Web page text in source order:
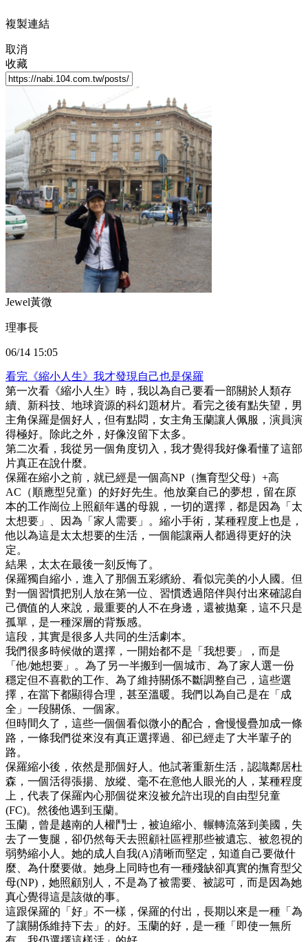
複製連結
取消
收藏
Jewel黃微
理事長
06/14 15:05
看完《縮小人生》我才發現自己也是保羅
第一次看《縮小人生》時，我以為自己要看一部關於人類存
續、新科技、地球資源的科幻題材片。看完之後有點失望，男
主角保羅是個好人，但有點悶，女主角玉蘭讓人佩服，演員演
得極好。除此之外，好像沒留下太多。
第二次看，我從另一個角度切入，我才覺得我好像看懂了這部
片真正在說什麼。
保羅在縮小之前，就已經是一個高NP（撫育型父母）+高
AC（順應型兒童）的好好先生。他放棄自己的夢想，留在原
本的工作崗位上照顧年邁的母親，一切的選擇，都是因為「太
太想要」、因為「家人需要」。縮小手術，某種程度上也是，
他以為這是太太想要的生活，一個能讓兩人都過得更好的決
定。
結果，太太在最後一刻反悔了。
保羅獨自縮小，進入了那個五彩繽紛、看似完美的小人國。但
對一個習慣把別人放在第一位、習慣透過陪伴與付出來確認自
己價值的人來說，最重要的人不在身邊，還被拋棄，這不只是
孤單，是一種深層的背叛感。
這段，其實是很多人共同的生活劇本。
我們很多時候做的選擇，一開始都不是「我想要」，而是
「他/她想要」。為了另一半搬到一個城市、為了家人選一份
穩定但不喜歡的工作、為了維持關係不斷調整自己，這些選
擇，在當下都顯得合理，甚至溫暖。我們以為自己是在「成
全」一段關係、一個家。
但時間久了，這些一個個看似微小的配合，會慢慢疊加成一條
路，一條我們從來沒有真正選擇過、卻已經走了大半輩子的
路。
保羅縮小後，依然是那個好人。他試著重新生活，認識鄰居杜
森，一個活得張揚、放縱、毫不在意他人眼光的人，某種程度
上，代表了保羅內心那個從來沒被允許出現的自由型兒童
(FC)。然後他遇到玉蘭。
玉蘭，曾是越南的人權鬥士，被迫縮小、輾轉流落到美國，失
去了一隻腿，卻仍然每天去照顧社區裡那些被遺忘、被忽視的
弱勢縮小人。她的成人自我(A)清晰而堅定，知道自己要做什
麼、為什麼要做。她身上同時也有一種殘缺卻真實的撫育型父
母(NP)，她照顧別人，不是為了被需要、被認可，而是因為她
真心覺得這是該做的事。
這跟保羅的「好」不一樣，保羅的付出，長期以來是一種「為
了讓關係維持下去」的好。玉蘭的好，是一種「即使一無所